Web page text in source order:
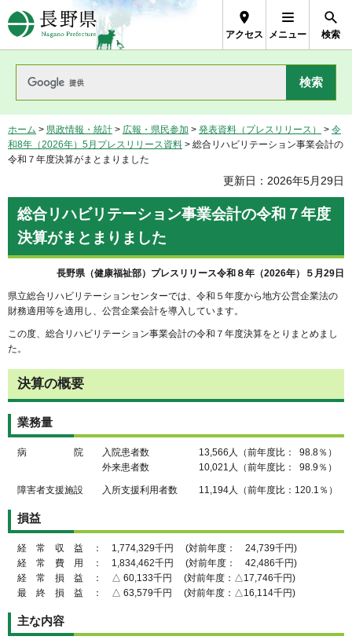
長野県Nagano Prefecture
アクセス メニュー 検索
ホーム > 県政情報・統計 > 広報・県民参加 > 発表資料（プレスリリース） > 令
和8年（2026年）5月プレスリリース資料 > 総合リハビリテーション事業会計の
令和７年度決算がまとまりました
更新日：2026年5月29日
総合リハビリテーション事業会計の令和７年度
決算がまとまりました
長野県（健康福祉部）プレスリリース令和８年（2026年）５月29日
県立総合リハビリテーションセンターでは、令和５年度から地方公営企業法の
財務適用等を適用し、公営企業会計を導入しています。
この度、総合リハビリテーション事業会計の令和７年度決算をとりまとめまし
た。
決算の概要
業務量
病 院 入院患者数 13,566人（前年度比： 98.8％）
外来患者数 10,021人（前年度比： 98.9％）
障害者支援施設 入所支援利用者数 11,194人（前年度比：120.1％）
損益
経 常 収 益 ： 1,774,329千円 (対前年度： 24,739千円)
経 常 費 用 ： 1,834,462千円 (対前年度： 42,486千円)
経 常 損 益 ： △ 60,133千円 (対前年度：△17,746千円)
最 終 損 益 ： △ 63,579千円 (対前年度：△16,114千円)
主な内容